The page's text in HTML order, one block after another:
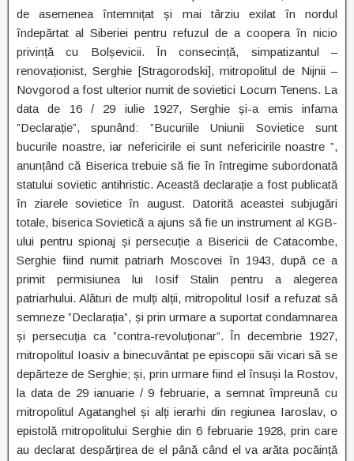
de asemenea întemnițat și mai târziu exilat în nordul
îndepărtat al Siberiei pentru refuzul de a coopera în nicio
privință cu Bolșevicii. În consecință, simpatizantul –
renovaționist, Serghie [Stragorodski], mitropolitul de Nijnii –
Novgorod a fost ulterior numit de sovietici Locum Tenens. La
data de 16 / 29 iulie 1927, Serghie și-a emis infama
”Declarație”, spunând: ”Bucuriile Uniunii Sovietice sunt
bucurile noastre, iar nefericirile ei sunt nefericirile noastre ”,
anunțând că Biserica trebuie să fie în întregime subordonată
statului sovietic antihristic. Această declarație a fost publicată
în ziarele sovietice în august. Datorită aceastei subjugări
totale, biserica Sovietică a ajuns să fie un instrument al KGB-
ului pentru spionaj și persecuție a Bisericii de Catacombe,
Serghie fiind numit patriarh Moscovei în 1943, după ce a
primit permisiunea lui Iosif Stalin pentru a alegerea
patriarhului. Alături de mulți alții, mitropolitul Iosif a refuzat să
semneze ”Declarația”, și prin urmare a suportat condamnarea
și persecuția ca ”contra-revoluționar”. În decembrie 1927,
mitropolitul Ioasiv a binecuvântat pe episcopii săi vicari să se
depărteze de Serghie; și, prin urmare fiind el însuși la Rostov,
la data de 29 ianuarie / 9 februarie, a semnat împreună cu
mitropolitul Agatanghel și alți ierarhi din regiunea Iaroslav, o
epistolă mitropolitului Serghie din 6 februarie 1928, prin care
au declarat despărțirea de el până când el va arăta pocăință